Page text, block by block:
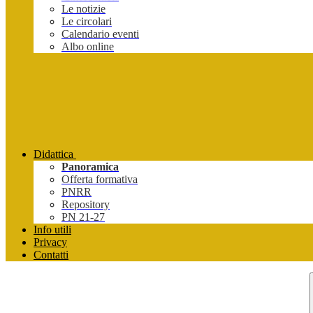
Le notizie
Le circolari
Calendario eventi
Albo online
Didattica
Panoramica
Offerta formativa
PNRR
Repository
PN 21-27
Info utili
Privacy
Contatti